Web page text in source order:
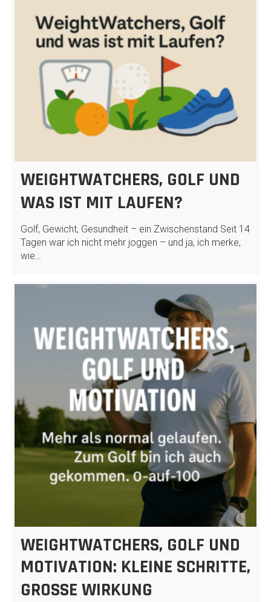
WEIGHTWATCHERS, GOLF UND
WAS IST MIT LAUFEN?
Golf, Gewicht, Gesundheit – ein Zwischenstand Seit 14
Tagen war ich nicht mehr joggen – und ja, ich merke,
wie…
WEIGHTWATCHERS, GOLF UND
MOTIVATION: KLEINE SCHRITTE,
GROSSE WIRKUNG